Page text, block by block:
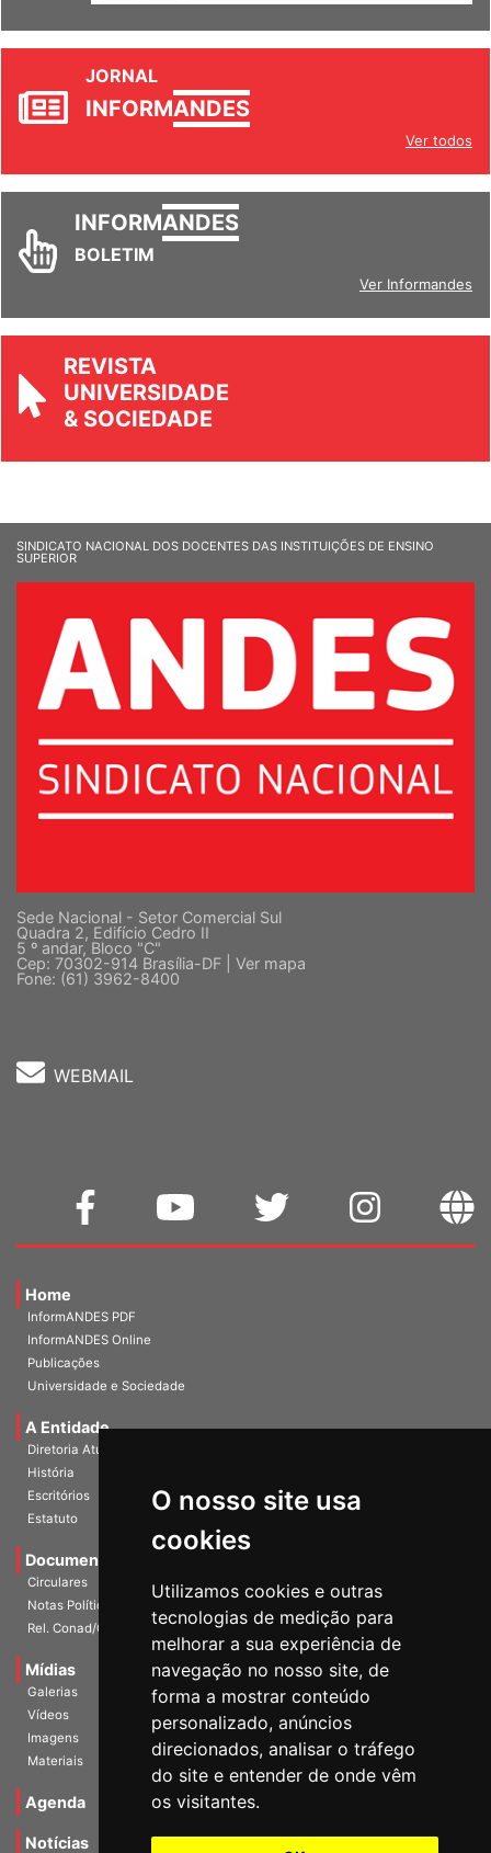
O nosso site usa
cookies
Utilizamos cookies e outras
tecnologias de medição para
melhorar a sua experiência de
navegação no nosso site, de
forma a mostrar conteúdo
personalizado, anúncios
direcionados, analisar o tráfego
do site e entender de onde vêm
os visitantes.
JORNAL
INFORMANDES
Ver todos
INFORMANDES
BOLETIM
Ver Informandes
REVISTA
UNIVERSIDADE
& SOCIEDADE
SINDICATO NACIONAL DOS DOCENTES DAS INSTITUIÇÕES DE ENSINO
SUPERIOR
Sede Nacional - Setor Comercial Sul
Quadra 2, Edifício Cedro II
5 º andar, Bloco "C"
Cep: 70302-914 Brasília-DF | Ver mapa
Fone: (61) 3962-8400
WEBMAIL
Home
InformANDES PDF
InformANDES Online
Publicações
Universidade e Sociedade
A Entidade
Diretoria Atual
História
Escritórios
Estatuto
Documentos
Circulares
Notas Políticas
Rel. Conad/Congresso
Mídias
Galerias
Vídeos
Imagens
Materiais
Agenda
Notícias